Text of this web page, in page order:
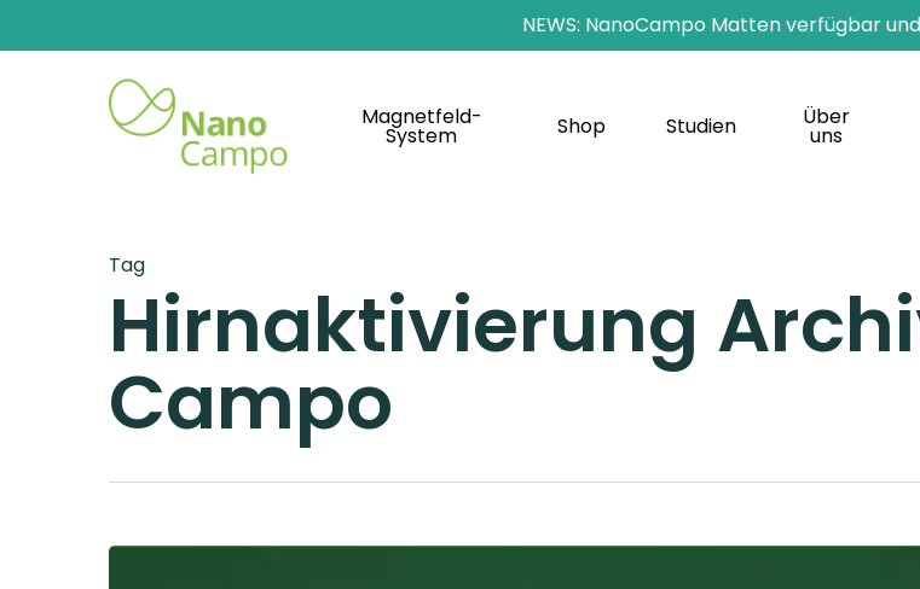
NEWS: NanoCampo Matten verfügbar
Magnetfeld-
System Shop Studien Über
uns
Tag
Hirnaktivierung
Campo